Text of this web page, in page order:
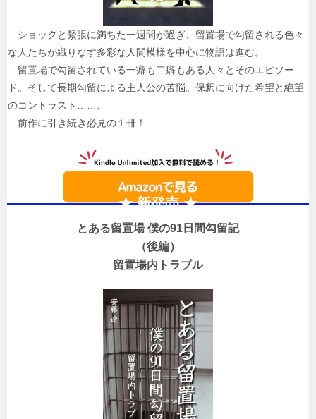
ショックと緊張に満ちた一週間が過ぎ、留置場で勾留される色々
な人たちが織りなす多彩な人間模様を中心に物語は進む。
留置場で勾留されている一癖も二癖もある人々とそのエピソー
ド。そして長期勾留による主人公の苦悩。保釈に向けた希望と絶望
のコントラスト……。
前作に引き続き必見の１冊！
★ 新発売 ★
とある留置場 僕の91日間勾留記
（後編）
留置場内トラブル